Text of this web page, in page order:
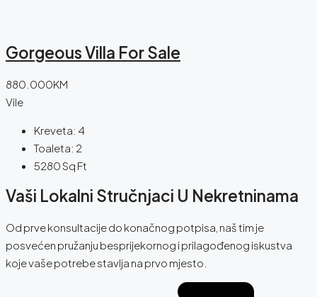
Gorgeous Villa For Sale
880.000KM
Vile
Kreveta: 4
Toaleta: 2
5280Sq Ft
Vaši Lokalni Stručnjaci U Nekretninama
Od prve konsultacije do konačnog potpisa, naš tim je
posvećen pružanju besprijekornog i prilagođenog iskustva
koje vaše potrebe stavlja na prvo mjesto.